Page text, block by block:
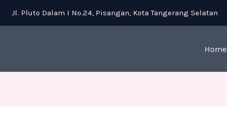
Jl. Pluto Dalam I No.24, Pisangan, Kota Tangerang Selatan
Home